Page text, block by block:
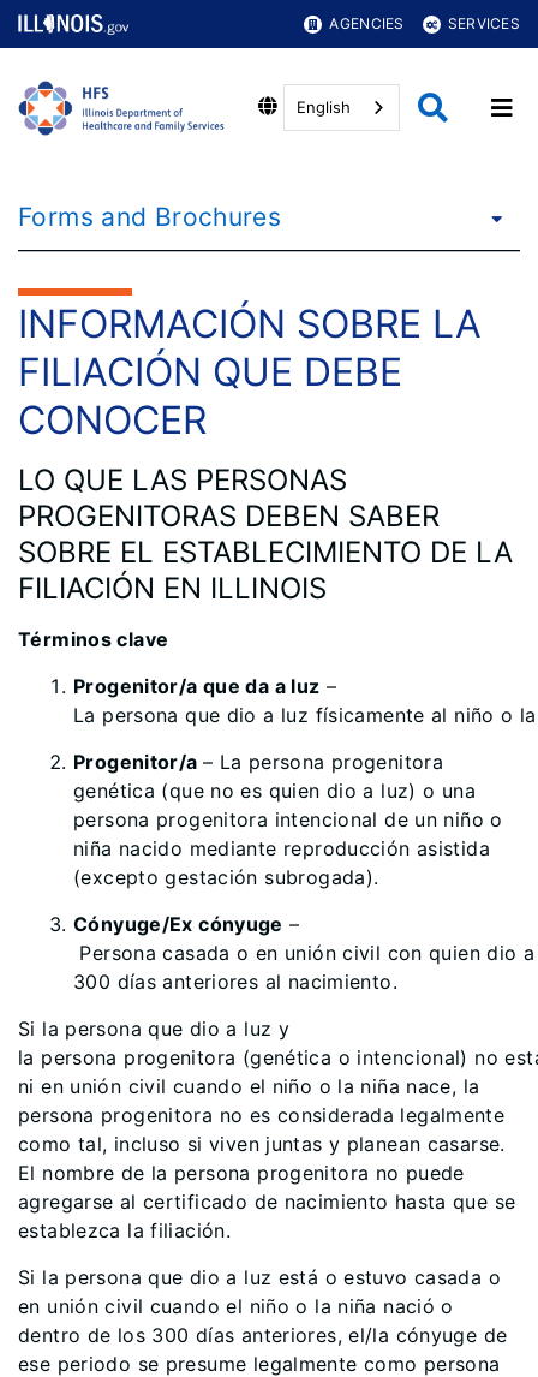
AGENCIES SERVICES
English
Forms and Brochures
INFORMACIÓN SOBRE LA
FILIACIÓN QUE DEBE
CONOCER
LO QUE LAS PERSONAS
PROGENITORAS DEBEN SABER
SOBRE EL ESTABLECIMIENTO DE LA
FILIACIÓN EN ILLINOIS
Términos clave
Progenitor/a que da a luz –
La persona que dio a luz físicamente al niño o
Progenitor/a – La persona progenitora
genética (que no es quien dio a luz) o una
persona progenitora intencional de un niño o
niña nacido mediante reproducción asistida
(excepto gestación subrogada).
Cónyuge/Ex cónyuge –
Persona casada o en unión civil con quien dio
300 días anteriores al nacimiento.
Si la persona que dio a luz y
la persona progenitora (genética o intencional) no
ni en unión civil cuando el niño o la niña nace, la
persona progenitora no es considerada legalmente
como tal, incluso si viven juntas y planean casarse.
El nombre de la persona progenitora no puede
agregarse al certificado de nacimiento hasta que se
establezca la filiación.
Si la persona que dio a luz está o estuvo casada o
en unión civil cuando el niño o la niña nació o
dentro de los 300 días anteriores, el/la cónyuge de
ese periodo se presume legalmente como persona